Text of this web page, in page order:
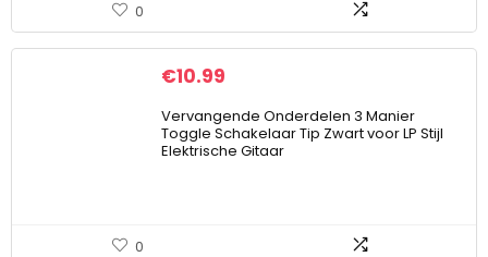
0
€10.99
Vervangende Onderdelen 3 Manier
Toggle Schakelaar Tip Zwart voor LP Stijl
Elektrische Gitaar
0